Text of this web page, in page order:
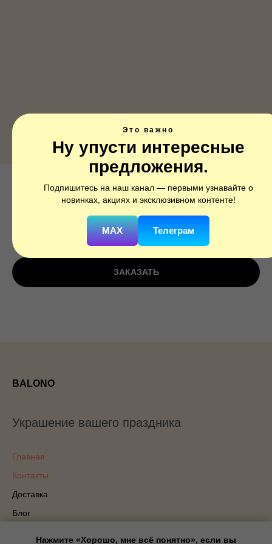
Это важно
Ну упусти интересные
предложения.
Подпишитесь на наш канал — первыми узнавайте о
новинках, акциях и эксклюзивном контенте!
MAX Телеграм
Джек-Джек / Incredibles 2 Jack Jack
850
ЗАКАЗАТЬ
Нажмите «Хорошо, мне всё понятно», если вы
BALONO
Украшение вашего праздника
Главная
Контакты
Доставка
Блог